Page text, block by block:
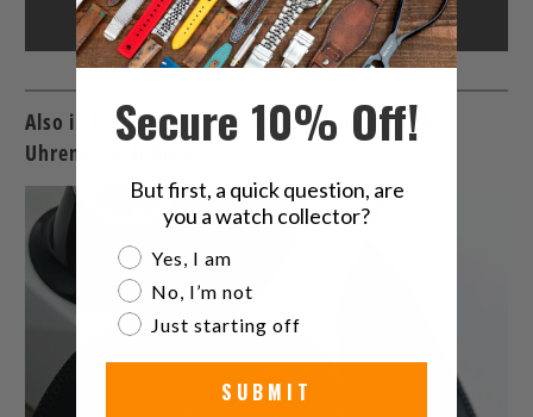
Also in Die neuesten Nachrichten zu Uhren &
UhrenarmbändernSecure 10% Off!
But first, a quick question, are
you a watch collector?
Are you a watch collector?
Yes, I am
No, I’m not
Just starting off
SUBMIT